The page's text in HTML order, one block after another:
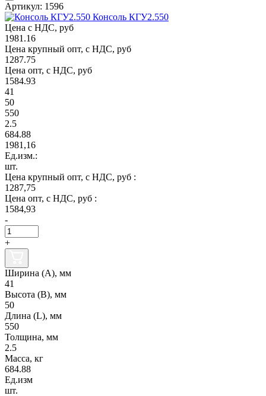
Артикул: 1596
Консоль КГУ2.550
Цена с НДС, руб
1981.16
Цена крупный опт, с НДС, руб
1287.75
Цена опт, с НДС, руб
1584.93
41
50
550
2.5
684.88
1981,16
Ед.изм.:
шт.
Цена крупный опт, с НДС, руб :
1287,75
Цена опт, с НДС, руб :
1584,93
-
+
Ширина (А), мм
41
Высота (В), мм
50
Длина (L), мм
550
Толщина, мм
2.5
Масса, кг
684.88
Ед.изм
шт.